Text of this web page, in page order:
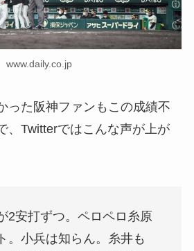
www.daily.co.jp
った阪神ファンもこの成績不
、Twitterではこんな声が上が
2安打ずつ。ペロペロ糸原
。小兵は知らん。糸井も